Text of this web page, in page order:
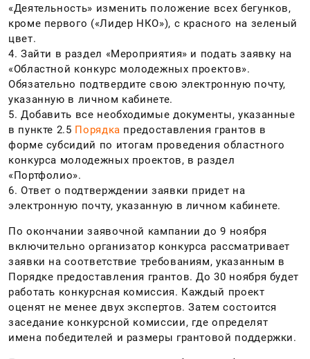
«Деятельность» изменить положение всех бегунков,
кроме первого («Лидер НКО»), с красного на зеленый
цвет.
4. Зайти в раздел «Мероприятия» и подать заявку на
«Областной конкурс молодежных проектов».
Обязательно подтвердите свою электронную почту,
указанную в личном кабинете.
5. Добавить все необходимые документы, указанные
в пункте 2.5 Порядка предоставления грантов в
форме субсидий по итогам проведения областного
конкурса молодежных проектов, в раздел
«Портфолио».
6. Ответ о подтверждении заявки придет на
электронную почту, указанную в личном кабинете.​
По окончании заявочной кампании до 9 ноября
включительно организатор конкурса рассматривает
заявки на соответствие требованиям, указанным в
Порядке предоставления грантов. До 30 ноября будет
работать конкурсная комиссия. Каждый проект
оценят не менее двух экспертов. Затем состоится
заседание конкурсной комиссии, где определят
имена победителей и размеры грантовой поддержки.